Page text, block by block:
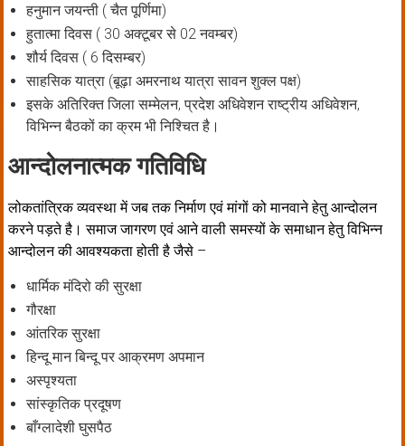
हनुमान जयन्ती ( चैत पूर्णिमा)
हुतात्मा दिवस ( 30 अक्टूबर से 02 नवम्बर)
शौर्य दिवस ( 6 दिसम्बर)
साहसिक यात्रा (बूढ़ा अमरनाथ यात्रा सावन शुक्ल पक्ष)
इसके अतिरिक्त जिला सम्मेलन, प्रदेश अधिवेशन राष्ट्रीय अधिवेशन,
विभिन्न बैठकों का क्रम भी निश्चित है।
आन्दोलनात्मक गतिविधि
लोकतांत्रिक व्यवस्था में जब तक निर्माण एवं मांगों को मानवाने हेतु आन्दोलन
करने पड़ते है। समाज जागरण एवं आने वाली समस्यों के समाधान हेतु विभिन्न
आन्दोलन की आवश्यकता होती है जैसे –
धार्मिक मंदिरो की सुरक्षा
गौरक्षा
आंतरिक सुरक्षा
हिन्दू मान बिन्दू पर आक्रमण अपमान
अस्पृश्यता
सांस्कृतिक प्रदूषण
बाँग्लादेशी घुसपैठ